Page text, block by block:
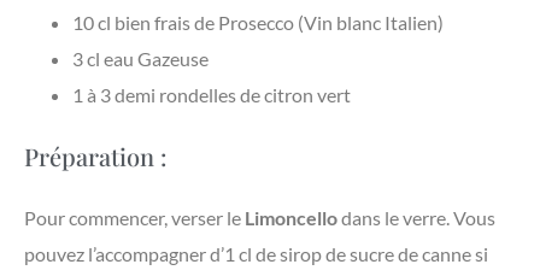
10 cl bien frais de Prosecco (Vin blanc Italien)
3 cl eau Gazeuse
1 à 3 demi rondelles de citron vert
Préparation :
Pour commencer, verser le Limoncellodans le verre. Vous
pouvez l’accompagner d’1 cl de sirop de sucre de canne si